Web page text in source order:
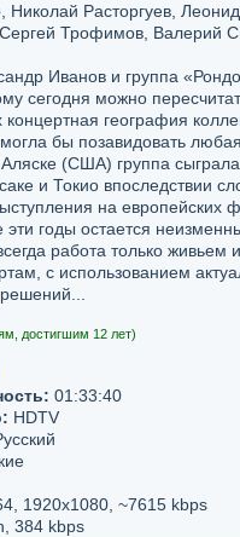
Николай Расторгуев,
Трофимов, Валерий
Иванов и группа
сегодня можно
география
бы позавидовать
(США) группа
и Токио впоследствии
на европейских
эти годы остается
работа только
с использованием
достигшим 12 лет)
01:33:40
HDTV
1920x1080, ~7615 kbps
384 kbps